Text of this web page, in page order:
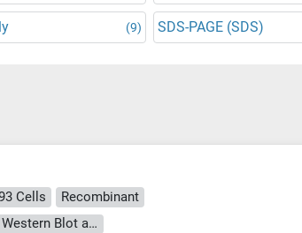
(9) SDS-PAGE (SDS)
Cells
Recombinant
> 90 % as determined by Bis-Tris PAGE, anti-tag ELISA, Western Blot and analytical SEC (HPLC)